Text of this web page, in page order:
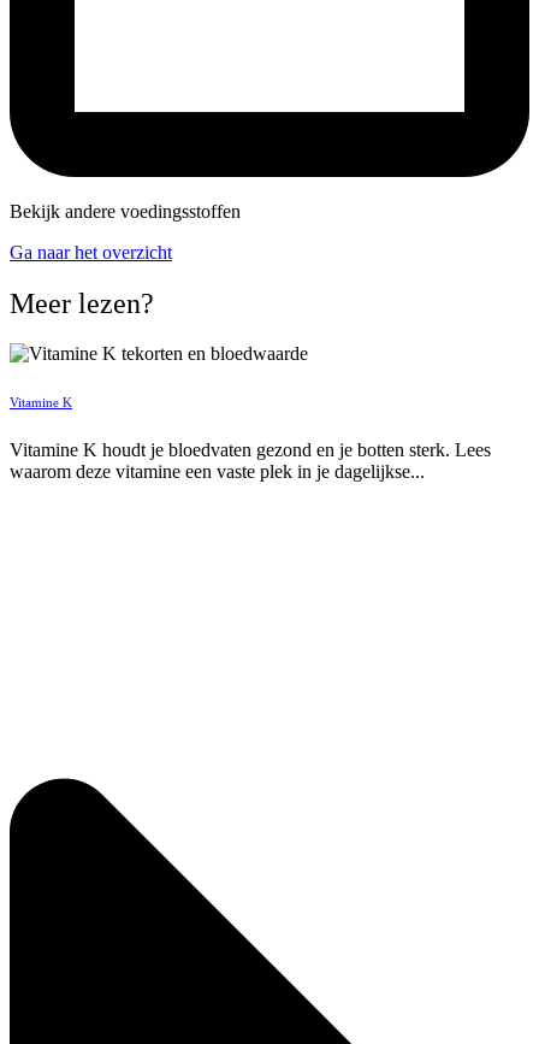
Bekijk andere voedingsstoffen
Ga naar het overzicht
Meer lezen?
Vitamine K
Vitamine K houdt je bloedvaten gezond en je botten sterk. Lees
waarom deze vitamine een vaste plek in je dagelijkse...